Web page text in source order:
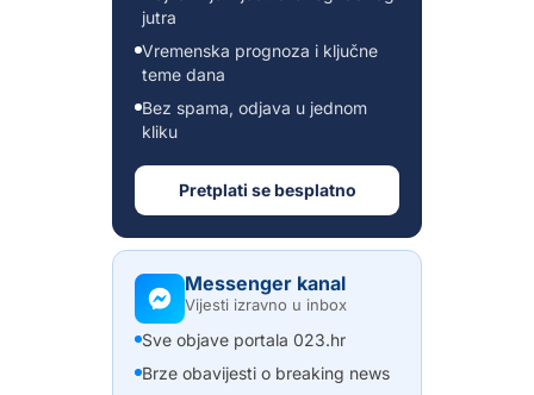
jutra
Vremenska prognoza i ključne
teme dana
Bez spama, odjava u jednom
kliku
Pretplati se besplatno
Messenger kanal
Vijesti izravno u inbox
Sve objave portala 023.hr
Brze obavijesti o breaking news